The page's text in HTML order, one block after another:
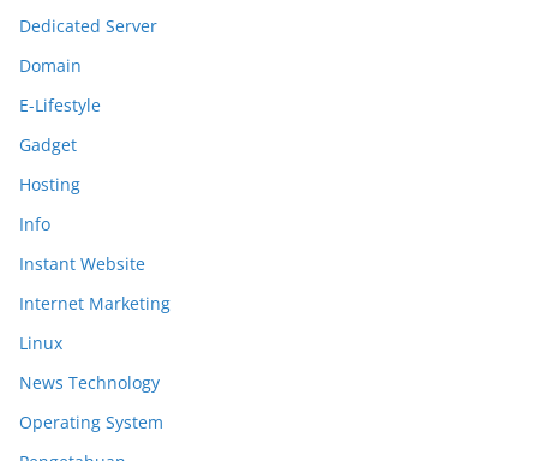
Dedicated Server
Domain
E-Lifestyle
Gadget
Hosting
Info
Instant Website
Internet Marketing
Linux
News Technology
Operating System